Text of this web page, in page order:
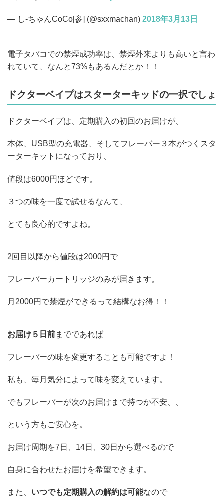
— し-ちゃんCoCo[参] (@sxxmachan) 2018年3月13日
電子タバコでの禁煙成功率は、禁煙外来よりも高いと言わ
れていて、なんと73%もあるんだとか！！
ドクターベイプはスターターキッドの一択でしょ
ドクターベイプは、定期購入の初回のお届けが、
本体、USB型の充電器、そしてフレーバー３本がつくスタ
ーターキットになっており、
値段は6000円ほどです。
３つの味を一度で試せるなんて、
とても良心的ですよね。
2回目以降から値段は2000円で
フレーバーカートリッジのみが届きます。
月2000円で禁煙ができるって結構なお得！！
お届け５日前までであれば
フレーバーの味を変更することも可能ですよ！
私も、毎月気分によって味を変えています。
でもフレーバーが次のお届けまで持つか不安、、
という方もご安心を。
お届け周期を7日、14日、30日から選べるので
自身に合わせたお届けを希望できます。
また、 いつでも定期購入の解約は可能なので